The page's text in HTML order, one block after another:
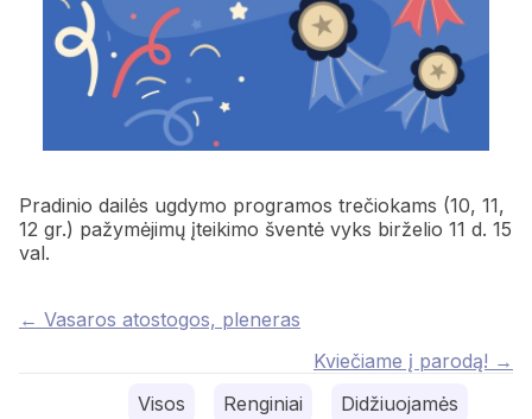
Pradinio dailės ugdymo programos trečiokams (10, 11,
12 gr.) pažymėjimų įteikimo šventė vyks birželio 11 d. 15
val.
Posts
← Vasaros atostogos, pleneras
Kviečiame į parodą! →
Visos Renginiai Didžiuojamės